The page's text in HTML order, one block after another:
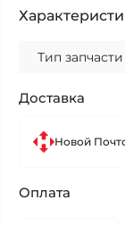
Тип запчасти
Доставка
Новой
Оплата